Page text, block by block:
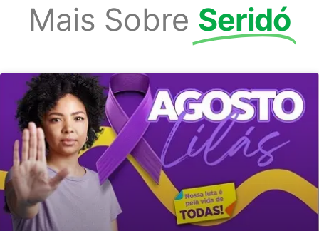
Mais Sobre Seridó